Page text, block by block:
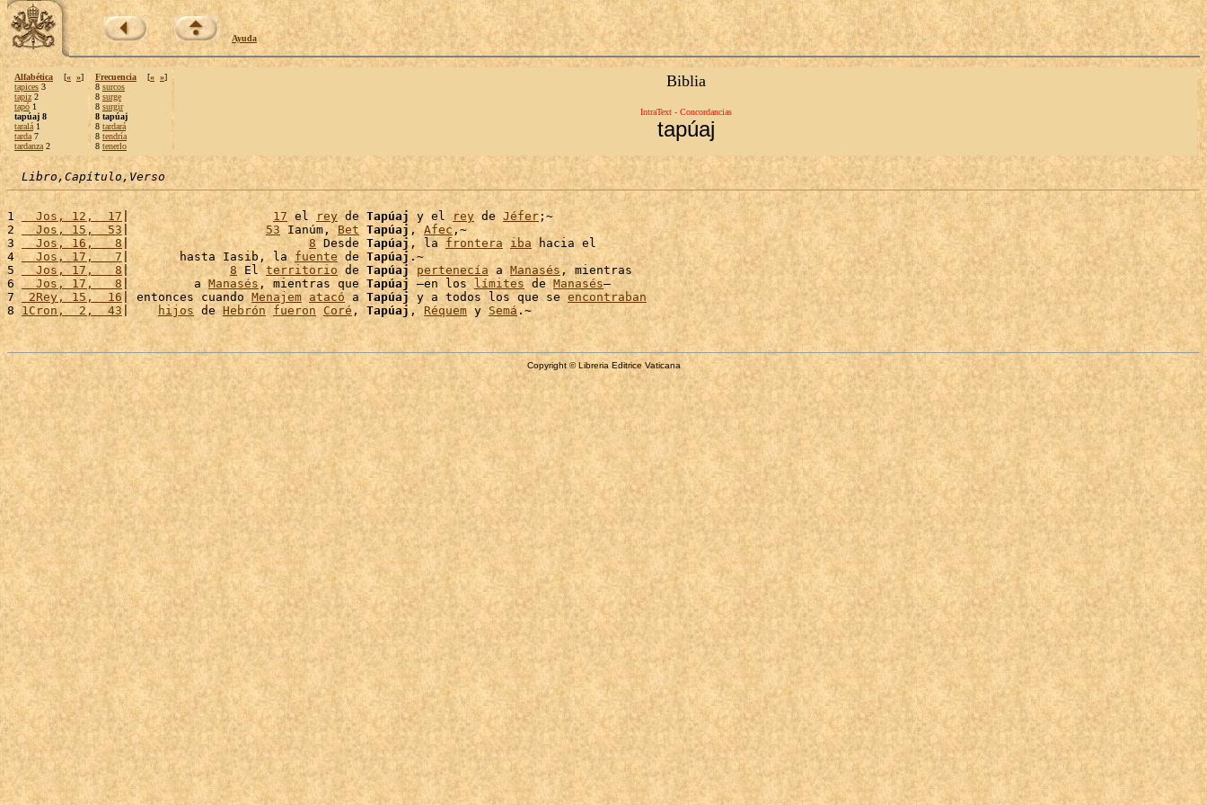
Ayuda
Alfabética [« »]
tapices 3
tapiz 2
tapó 1
tapúaj 8
taralá 1
tarda 7
tardanza 2
Frecuencia [« »]
8 surcos
8 surge
8 surgir
8 tapúaj
8 tardará
8 tendría
8 tenerlo
Biblia
IntraText - Concordancias
tapúaj
Libro,Capítulo,Verso
1
  Jos, 12,  17
| 17 el rey de Tapúaj y el rey de Jéfer ;~
2
  Jos, 15,  53
| 53 Ianúm, Bet Tapúaj , Afec ,~
3
  Jos, 16,   8
| 8 Desde Tapúaj, la frontera iba hacia el
4
  Jos, 17,   7
|       hasta Iasib, la fuente de Tapúaj .~
5
  Jos, 17,   8
| 8 El territorio de Tapúaj pertenecía a Manasés , mientras
6
  Jos, 17,   8
|         a Manasés , mientras que Tapúaj –en los límites de Manasés–
7
2Rey, 15,  16| entonces cuando Menajem atacó a Tapúaj y a todos los que se encontraban
8 1Cron,  2,  43| hijos de Hebrón fueron Coré , Tapúaj , Réquem y Semá
Copyright © Libreria Editrice Vaticana